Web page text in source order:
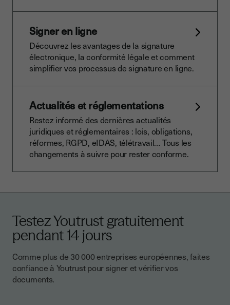
Signer en ligne
Découvrez les avantages de la signature
électronique, la conformité légale et comment
simplifier vos processus de signature en ligne.
Actualités et réglementations
Restez informé des dernières actualités
juridiques et réglementaires : lois, obligations,
réformes, RGPD, eIDAS, télétravail… Tous les
changements à suivre pour rester conforme.
Testez Youtrust gratuitement
pendant 14 jours
Comme plus de 30 000 entreprises européennes, faites
confiance à Youtrust pour signer et vérifier vos
documents.